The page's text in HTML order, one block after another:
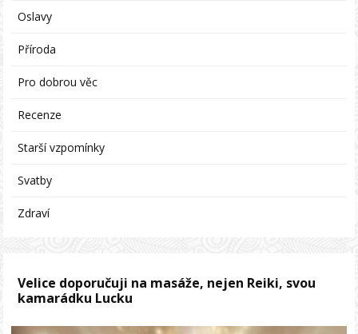
Oslavy
Příroda
Pro dobrou věc
Recenze
Starší vzpomínky
Svatby
Zdraví
Velice doporučuji na masáže, nejen Reiki, svou
kamarádku Lucku